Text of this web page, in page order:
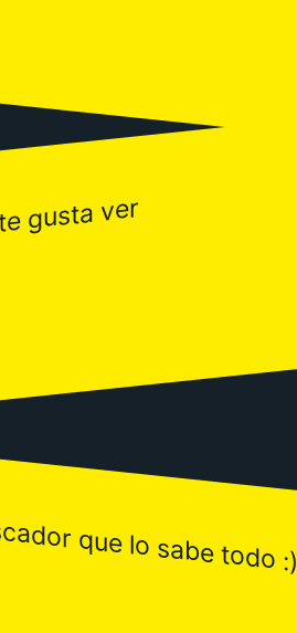
gusta ver
que lo sabe todo :)